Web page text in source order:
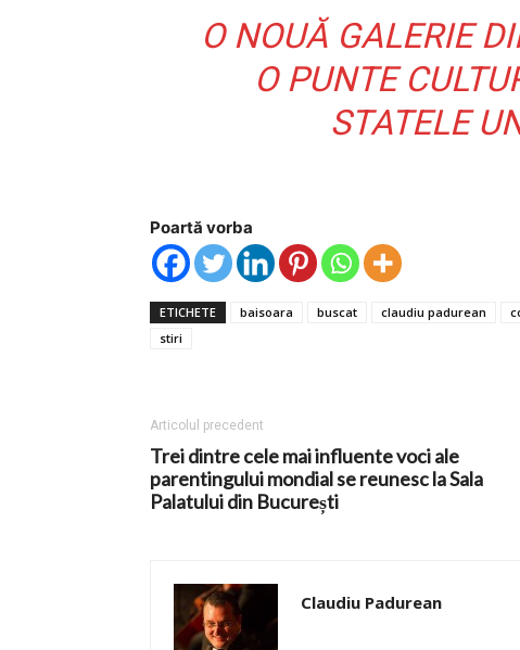
O NOUĂ GALERIE
O PUNTE
STATELE
Poartă vorba
ETICHETE baisoara buscat claudiu padurean
stiri
Articolul precedent
Trei dintre cele mai influente voci ale
parentingului mondial se reunesc la Sala
Palatului din București
Claudiu Padurean